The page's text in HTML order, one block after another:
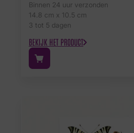
Binnen 24 uur verzonden
14.8 cm x 10.5 cm
3 tot 5 dagen
BEKIJK HET PRODUCT